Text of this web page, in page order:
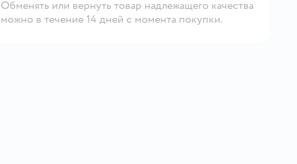
Обменять или вернуть товар надлежащего качества
можно в течение 14 дней с момента покупки.